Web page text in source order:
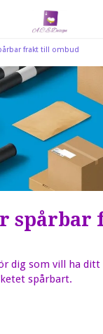
frakt till ombud
dig som vill ha
spårbart.